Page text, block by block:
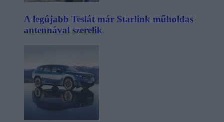
A legújabb Teslát már Starlink műholdas
antennával szerelik